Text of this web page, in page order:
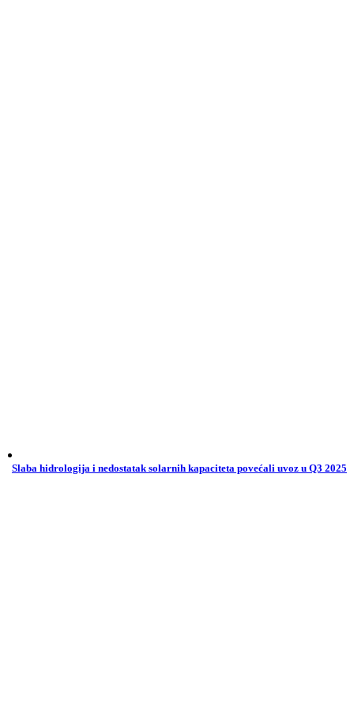
Slaba hidrologija i nedostatak solarnih kapaciteta povećali uvoz u Q3 2025